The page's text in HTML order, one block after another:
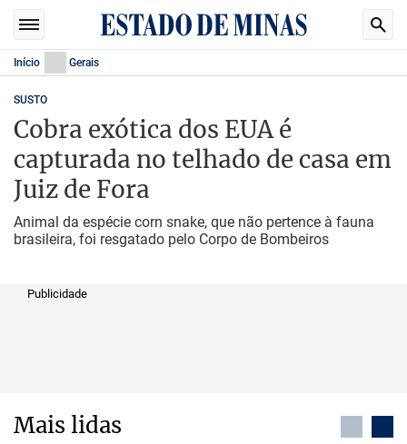
Início Gerais
SUSTO
Cobra exótica dos EUA é
capturada no telhado de casa em
Juiz de Fora
Animal da espécie corn snake, que não pertence à fauna
brasileira, foi resgatado pelo Corpo de Bombeiros
Publicidade
Mais lidas